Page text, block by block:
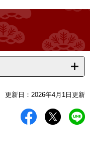
更新日：2026年4月1日更新